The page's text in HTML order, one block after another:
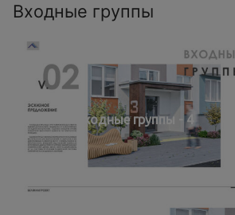
Входные группы
Входные группы - 4